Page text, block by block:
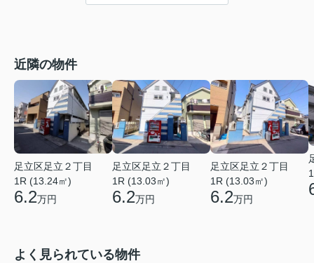
近隣の物件
足立区足立２丁目
1R (13.24㎡)
6.2万円
足立区足立２丁目
1R (13.03㎡)
6.2万円
足立区足立２丁目
1R (13.03㎡)
6.2万円
よく見られている物件